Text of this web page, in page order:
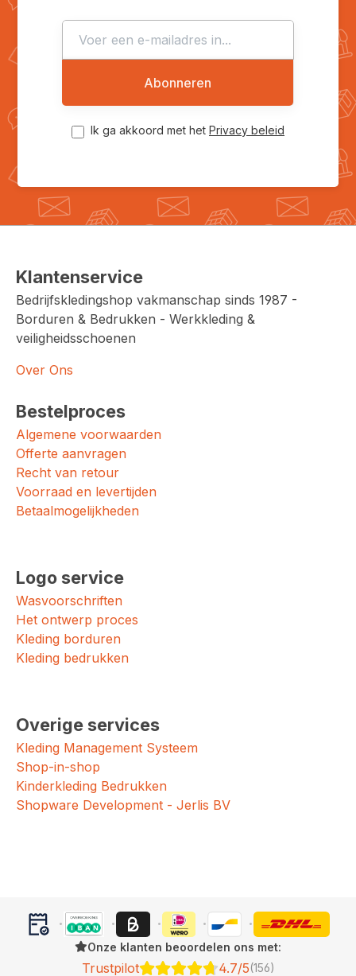
Abonneren
Ik ga akkoord met het Privacy beleid
Klantenservice
Bedrijfskledingshop vakmanschap sinds 1987 -
Borduren & Bedrukken - Werkkleding &
veiligheidsschoenen
Over Ons
Bestelproces
Algemene voorwaarden
Offerte aanvragen
Recht van retour
Voorraad en levertijden
Betaalmogelijkheden
Logo service
Wasvoorschriften
Het ontwerp proces
Kleding borduren
Kleding bedrukken
Overige services
Kleding Management Systeem
Shop-in-shop
Kinderkleding Bedrukken
Shopware Development - Jerlis BV
Onze klanten beoordelen ons met:
Trustpilot 4.7/5(156)